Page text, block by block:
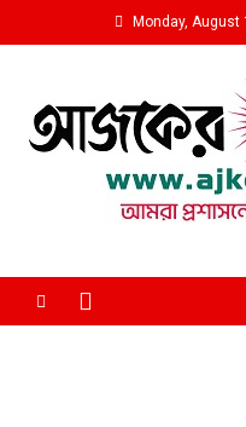
to
Monday, August